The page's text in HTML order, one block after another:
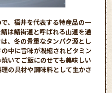
、福井を代表する特産品の一
は鯖街道と呼ばれる山道を通
、冬の貴重なタンパク源とし
中に旨味が凝縮されビタミン
いてご飯にのせても美味しい
の具材や調味料として生かさ